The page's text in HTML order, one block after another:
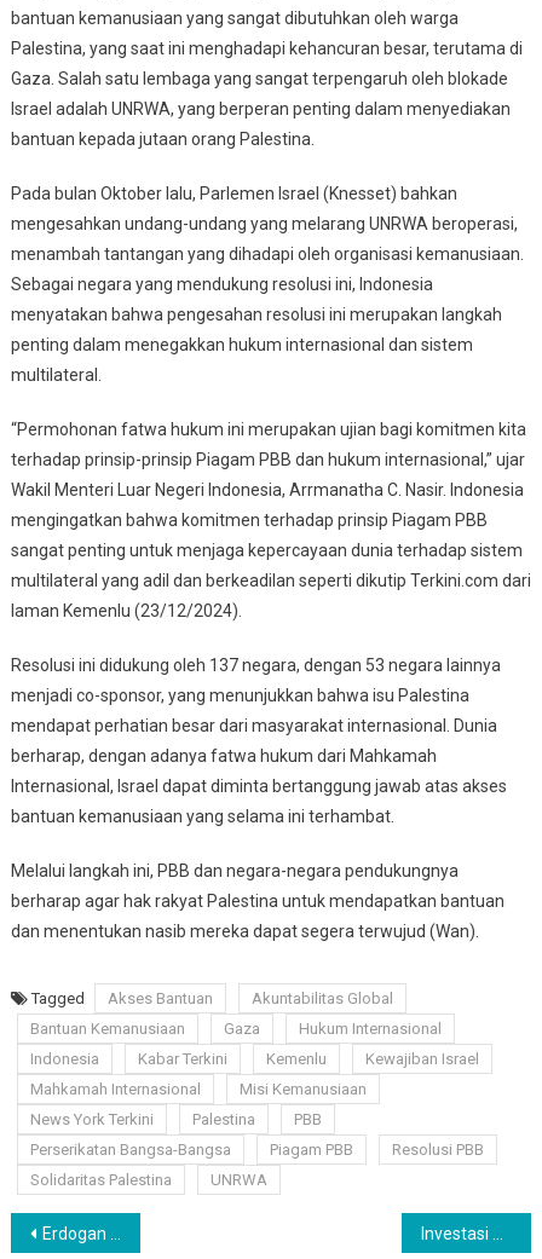
bantuan kemanusiaan yang sangat dibutuhkan oleh warga
Palestina, yang saat ini menghadapi kehancuran besar, terutama di
Gaza. Salah satu lembaga yang sangat terpengaruh oleh blokade
Israel adalah UNRWA, yang berperan penting dalam menyediakan
bantuan kepada jutaan orang Palestina.
Pada bulan Oktober lalu, Parlemen Israel (Knesset) bahkan
mengesahkan undang-undang yang melarang UNRWA beroperasi,
menambah tantangan yang dihadapi oleh organisasi kemanusiaan.
Sebagai negara yang mendukung resolusi ini, Indonesia
menyatakan bahwa pengesahan resolusi ini merupakan langkah
penting dalam menegakkan hukum internasional dan sistem
multilateral.
“Permohonan fatwa hukum ini merupakan ujian bagi komitmen kita
terhadap prinsip-prinsip Piagam PBB dan hukum internasional,” ujar
Wakil Menteri Luar Negeri Indonesia, Arrmanatha C. Nasir. Indonesia
mengingatkan bahwa komitmen terhadap prinsip Piagam PBB
sangat penting untuk menjaga kepercayaan dunia terhadap sistem
multilateral yang adil dan berkeadilan seperti dikutip Terkini.com dari
laman Kemenlu (23/12/2024).
Resolusi ini didukung oleh 137 negara, dengan 53 negara lainnya
menjadi co-sponsor, yang menunjukkan bahwa isu Palestina
mendapat perhatian besar dari masyarakat internasional. Dunia
berharap, dengan adanya fatwa hukum dari Mahkamah
Internasional, Israel dapat diminta bertanggung jawab atas akses
bantuan kemanusiaan yang selama ini terhambat.
Melalui langkah ini, PBB dan negara-negara pendukungnya
berharap agar hak rakyat Palestina untuk mendapatkan bantuan
dan menentukan nasib mereka dapat segera terwujud (Wan).
Tagged Akses Bantuan
Akuntabilitas Global
Bantuan Kemanusiaan
Gaza
Hukum Internasional
Indonesia
Kabar Terkini Kemenlu
Kewajiban Israel
Mahkamah Internasional
Misi Kemanusiaan
News York Terkini
Palestina
PBB
Perserikatan Bangsa-Bangsa
Piagam PBB
Resolusi PBB
Solidaritas Palestina
UNRWA
Navigasi
Erdogan dan Delegasi Lainnya Walkout Saat Pidato Prabowo di KTT D-8, Ini Respon Kemenlu